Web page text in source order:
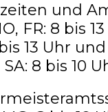
und
FR: 8 bis
13 Uhr und
SA: 8 bis 10